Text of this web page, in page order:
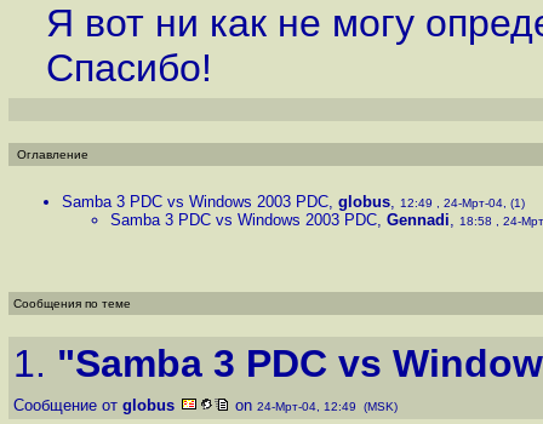
Я вот ни как не могу
Спасибо!
Оглавление
Samba 3 PDC vs Windows 2003 PDC, globus, 12:49 , 24-Мрт-04, (1)
Samba 3 PDC vs Windows 2003 PDC, Gennadi, 18:58 , 24-
Сообщения по теме
1. "Samba 3 PDC vs
Сообщение от globus on 24-Мрт-04, 12:49 (MSK)